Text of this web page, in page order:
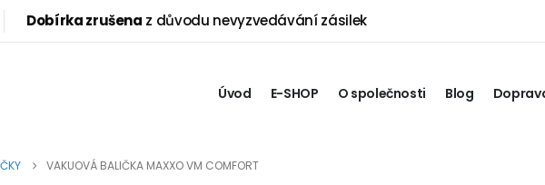
Dobírka zrušena z důvodu nevyzvedávání zásilek
Úvod E-SHOP O společnosti Blog
VAKUOVÁ BALIČKA MAXXO VM COMFORT